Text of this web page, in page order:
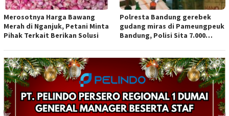
Merosotnya Harga Bawang
Merah di Nganjuk, Petani Minta
Pihak Terkait Berikan Solusi
Polresta Bandung gerebek
gudang miras di Pameungpeuk
Bandung, Polisi Sita 7.000